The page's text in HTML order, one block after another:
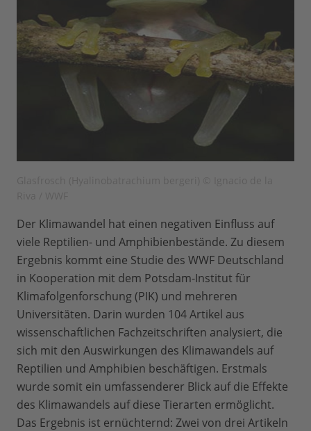
Der Klimawandel hat einen negativen Einfluss auf
viele Reptilien- und Amphibienbestände. Zu diesem
Ergebnis kommt eine Studie des WWF Deutschland
in Kooperation mit dem Potsdam-Institut für
Klimafolgenforschung (PIK) und mehreren
Universitäten. Darin wurden 104 Artikel aus
wissenschaftlichen Fachzeitschriften analysiert, die
sich mit den Auswirkungen des Klimawandels auf
Reptilien und Amphibien beschäftigen. Erstmals
wurde somit ein umfassenderer Blick auf die Effekte
des Klimawandels auf diese Tierarten ermöglicht.
Das Ergebnis ist ernüchternd: Zwei von drei Artikeln